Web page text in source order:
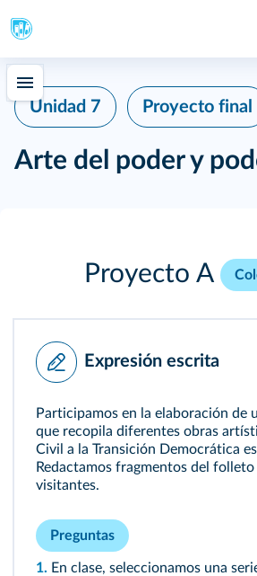
Unidad 7 Proyecto final
Arte del poder y
Proyecto A
Expresión escrita
Participamos en la elaboración de
que recopila diferentes obras
Civil a la Transición Democrática
Redactamos fragmentos del
visitantes.
Preguntas
1. En clase, seleccionamos una